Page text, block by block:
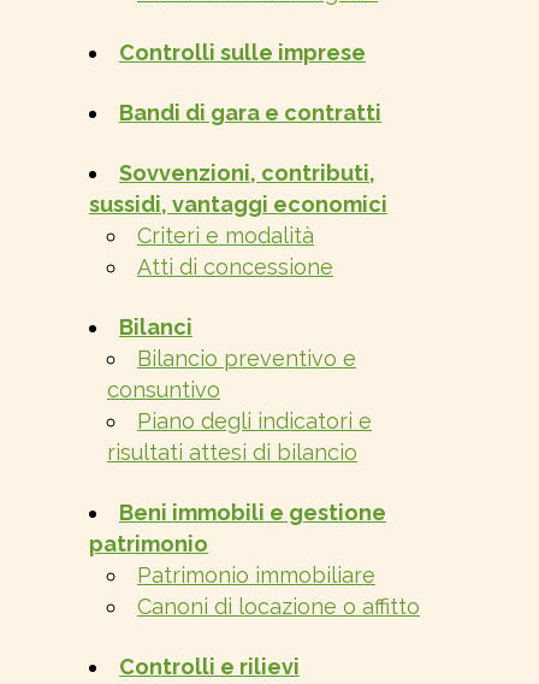
Controlli sulle imprese
Bandi di gara e contratti
Sovvenzioni, contributi,
sussidi, vantaggi economici
Criteri e modalità
Atti di concessione
Bilanci
Bilancio preventivo e
consuntivo
Piano degli indicatori e
risultati attesi di bilancio
Beni immobili e gestione
patrimonio
Patrimonio immobiliare
Canoni di locazione o affitto
Controlli e rilievi